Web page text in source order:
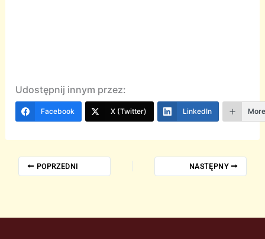
Udostępnij innym przez:
Facebook X (Twitter) LinkedIn
POPRZEDNI NASTĘPNY